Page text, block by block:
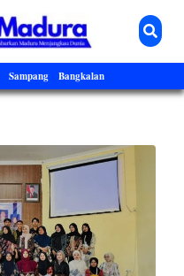
Sampang Bangkalan